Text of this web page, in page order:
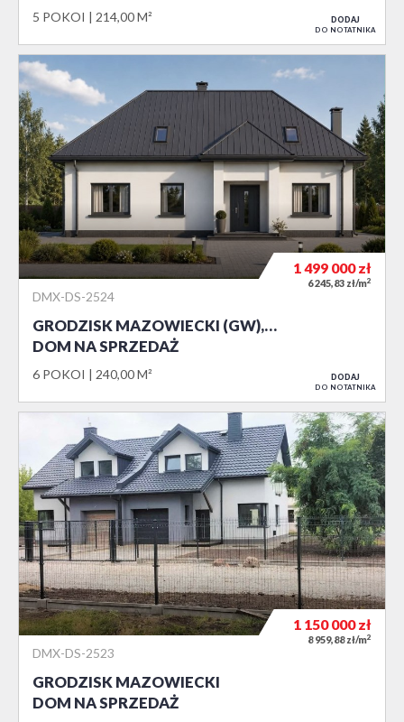
5 POKOI 214,00 M² DODAJ
DO NOTATNIKA
DMX-DS-2524
GRODZISK MAZOWIECKI (GW),…
DOM NA SPRZEDAŻ
6 POKOI 240,00 M²
1 499 000zł
6 245,83 zł/m2
DODAJ
DO NOTATNIKA
DMX-DS-2523
GRODZISK MAZOWIECKI
DOM NA SPRZEDAŻ
1 150 000zł
8 959,88 zł/m2